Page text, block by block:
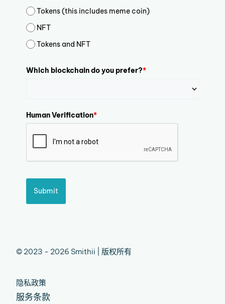
Tokens (this includes meme coin)
NFT
Tokens and NFT
Which blockchain do you prefer?*
Human Verification*
Submit
© 2023 - 2026 Smithii | 版权所有
隐私政策
服务条款